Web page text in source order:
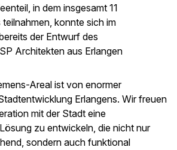
in dem insgesamt 11
konnte sich im
der Entwurf des
Architekten aus Erlangen
Areal ist von enormer
Erlangens. Wir freuen
mit der Stadt eine
zu entwickeln, die nicht nur
sondern auch funktional